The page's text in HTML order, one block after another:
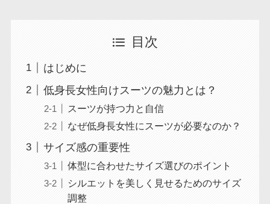
目次
はじめに
低身長女性向けスーツの魅力とは？
スーツが持つ力と自信
なぜ低身長女性にスーツが必要なのか？
サイズ感の重要性
体型に合わせたサイズ選びのポイント
シルエットを美しく見せるためのサイズ
調整